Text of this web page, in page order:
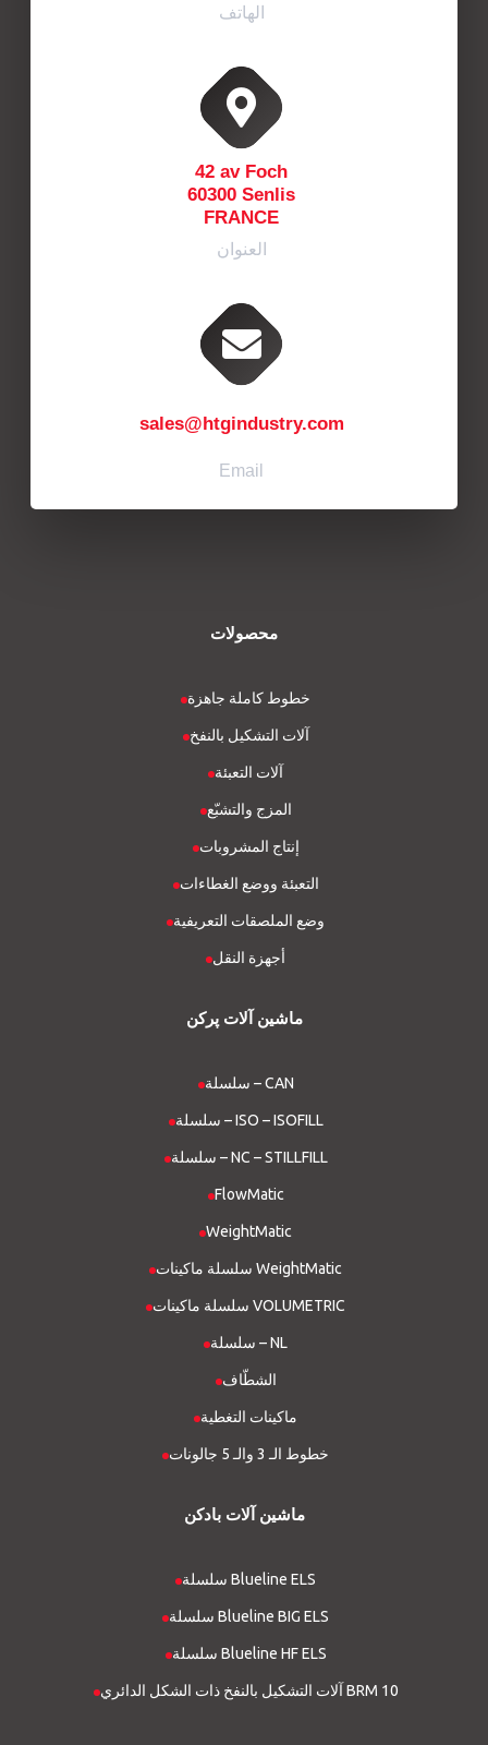
الهاتف
42 av Foch
60300 Senlis
FRANCE
العنوان
sales@htgindustry.com
Email
محصولات
خطوط كاملة جاهزة
آلات التشكيل بالنفخ
آلات التعبئة
المزج والتشبّع
إنتاج المشروبات
التعبئة ووضع الغطاءات
وضع الملصقات التعريفية
أجهزة النقل
ماشین آلات پرکن
سلسلة – CAN
سلسلة – ISO – ISOFILL
سلسلة – NC – STILLFILL
FlowMatic
WeightMatic
سلسلة ماكينات WeightMatic
سلسلة ماكينات VOLUMETRIC
سلسلة – NL
الشطّاف
ماكينات التغطية
خطوط الـ 3 والـ 5 جالونات
ماشین آلات بادکن
سلسلة Blueline ELS
سلسلة Blueline BIG ELS
سلسلة Blueline HF ELS
آلات التشكيل بالنفخ ذات الشكل الدائري BRM 10